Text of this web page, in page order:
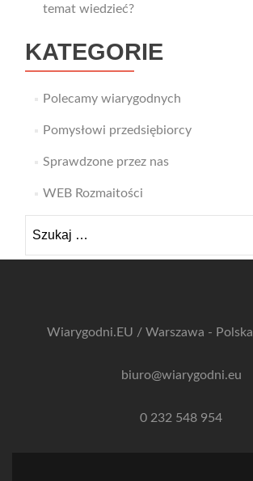
temat wiedzieć?
KATEGORIE
Polecamy wiarygodnych
Pomysłowi przedsiębiorcy
Sprawdzone przez nas
WEB Rozmaitości
Wiarygodni.EU / Warszawa - Polska
biuro@wiarygodni.eu
0 232 548 954